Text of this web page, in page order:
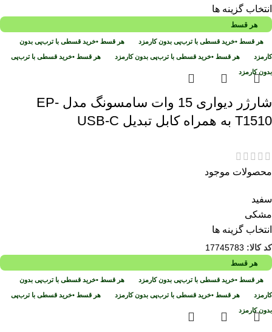
انتخاب گزینه ها
هر قسط
هر قسط •خرید قسطی با ترب‌پی بدون کارمزد هر قسط •خرید قسطی با ترب‌پی بدون
کارمزد هر قسط •خرید قسطی با ترب‌پی بدون کارمزد هر قسط •خرید قسطی با ترب‌پی
بدون کارمزد
شارژر دیواری 15 وات سامسونگ مدل EP-
T1510 به همراه کابل تبدیل USB-C
محصولات موجود
سفید
مشکی
انتخاب گزینه ها
کد کالا: 17745783
هر قسط
هر قسط •خرید قسطی با ترب‌پی بدون کارمزد هر قسط •خرید قسطی با ترب‌پی بدون
کارمزد هر قسط •خرید قسطی با ترب‌پی بدون کارمزد هر قسط •خرید قسطی با ترب‌پی
بدون کارمزد